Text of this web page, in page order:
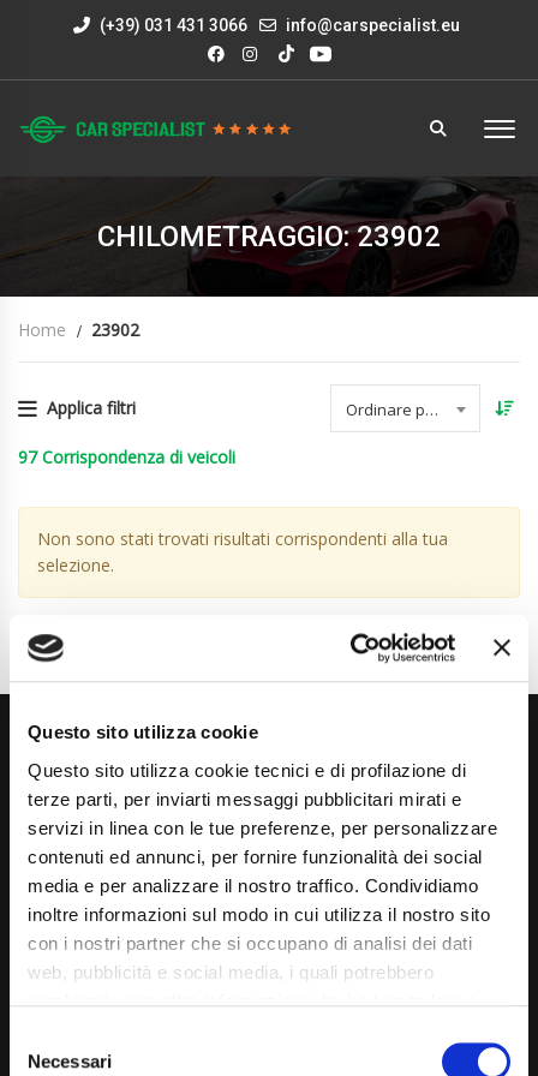
Questo sito utilizza cookie
Questo sito utilizza cookie tecnici e di profilazione di
terze parti, per inviarti messaggi pubblicitari mirati e
servizi in linea con le tue preferenze, per personalizzare
contenuti ed annunci, per fornire funzionalità dei social
media e per analizzare il nostro traffico. Condividiamo
inoltre informazioni sul modo in cui utilizza il nostro sito
con i nostri partner che si occupano di analisi dei dati
web, pubblicità e social media, i quali potrebbero
mera chiusura del banner non comporta l’accettazione
Selection
Necessari
(+39) 031 431 3066 info@carspecialist.eu
CHILOMETRAGGIO: 23902
Home 23902
Applica filtri Ordinare per data
97 Corrispondenza di veicoli
Non sono stati trovati risultati corrispondenti alla tua
selezione.
Via Giuditta Pasta 2, Como (CO) 22100
(+39) 031 431 3066
info@carspecialist.eu
Sabato: 09:00 - 12:30